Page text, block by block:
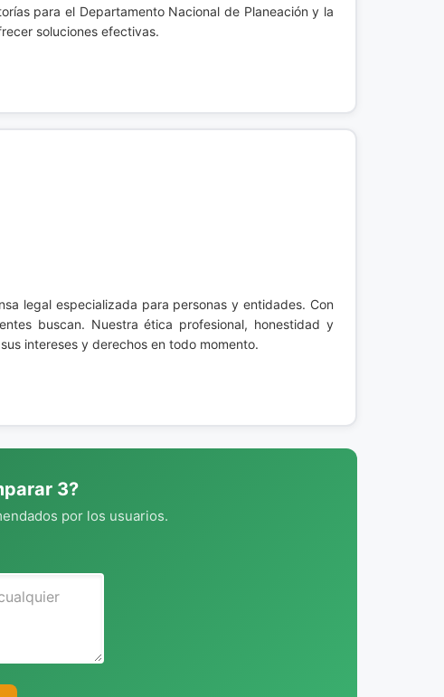
para el Departamento Nacional de Planeación y la
soluciones efectivas.
legal especializada para personas y entidades. Con
buscan. Nuestra ética profesional, honestidad y
intereses y derechos en todo momento.
3?
por los usuarios.